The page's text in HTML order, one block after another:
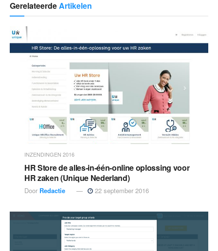
GerelateerdeArtikelen
INZENDINGEN 2016
HR Store de alles-in-één-online oplossing voor
HR zaken (Unique Nederland)
Door Redactie 22 september 2016